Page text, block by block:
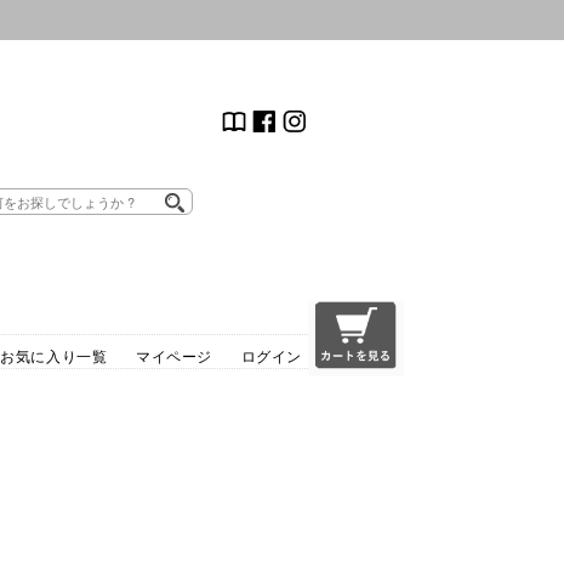
お気に入り一覧 マイページ ログイン